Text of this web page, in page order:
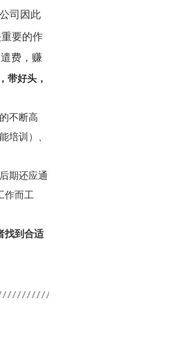
司因此
要的作
费，赚
带好头，
不断高
培训）、
期还应通
作而工
找到合适